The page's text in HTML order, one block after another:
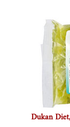
Dukan